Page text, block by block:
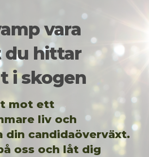
vara
du hittar
i skogen
mot ett
liv och
din candidaöverväxt.
oss och låt dig